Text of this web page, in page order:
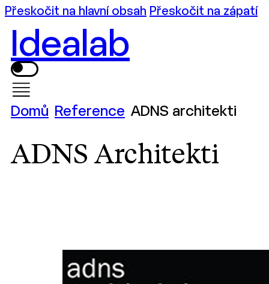
Přeskočit na hlavní obsah Přeskočit na zápatí
Idealab
Domů Reference ADNS architekti
ADNS Architekti